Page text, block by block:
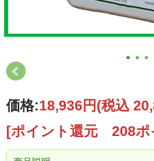
価格:18,936円(税込
[ポイント還元 208ポ